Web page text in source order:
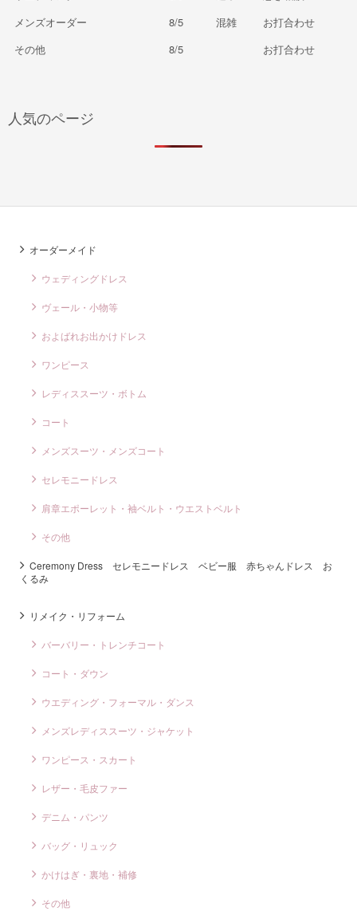
メンズオーダー
8/5 混雑
お打合わせ
その他
8/5 お打合わせ
人気のページ
オーダーメイド
ウェディングドレス
ヴェール・小物等
およばれお出かけドレス
ワンピース
レディススーツ・ボトム
コート
メンズスーツ・メンズコート
セレモニードレス
肩章エポーレット・袖ベルト・ウエストベルト
その他
Ceremony Dress セレモニードレス ベビー服 赤ちゃんドレス お
くるみ
リメイク・リフォーム
バーバリー・トレンチコート
コート・ダウン
ウエディング・フォーマル・ダンス
メンズレディススーツ・ジャケット
ワンピース・スカート
レザー・毛皮ファー
デニム・パンツ
バッグ・リュック
かけはぎ・裏地・補修
その他